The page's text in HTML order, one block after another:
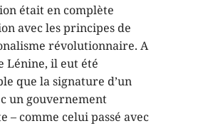
était en complète
avec les principes de
révolutionnaire. A
Lénine, il eut été
que la signature d’un
un gouvernement
– comme celui passé avec